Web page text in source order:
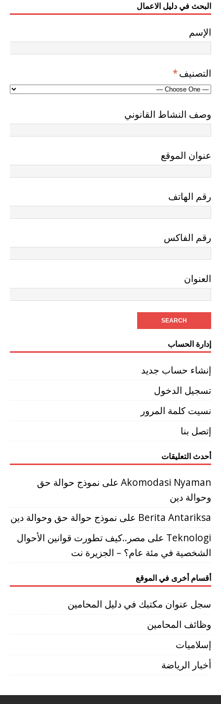
البحث في دليل الاعمال
الإسم
التصنيف*
وصف النشاط القانوني
عنوان الموقع
رقم الهاتف
رقم الفاكس
العنوان
إدارة الحساب
إنشاء حساب جديد
تسجيل الدخول
نسيت كلمة المرور
إتصل بنا
أحدث التعليقات
Akomodasi Nyaman على نموذج حوالة حق
وحوالة دين
Berita Antariksa على نموذج حوالة حق وحوالة دين
Teknologi على مصر..كيف تطورت قوانين الأحوال
الشخصية في مئة عام؟ – الجزيرة نت
أقسام أخرى في الموقع
سجل عنوان مكتبك في دليل المحامين
وظائف المحامين
إسلاميات
أخبار الرياضة